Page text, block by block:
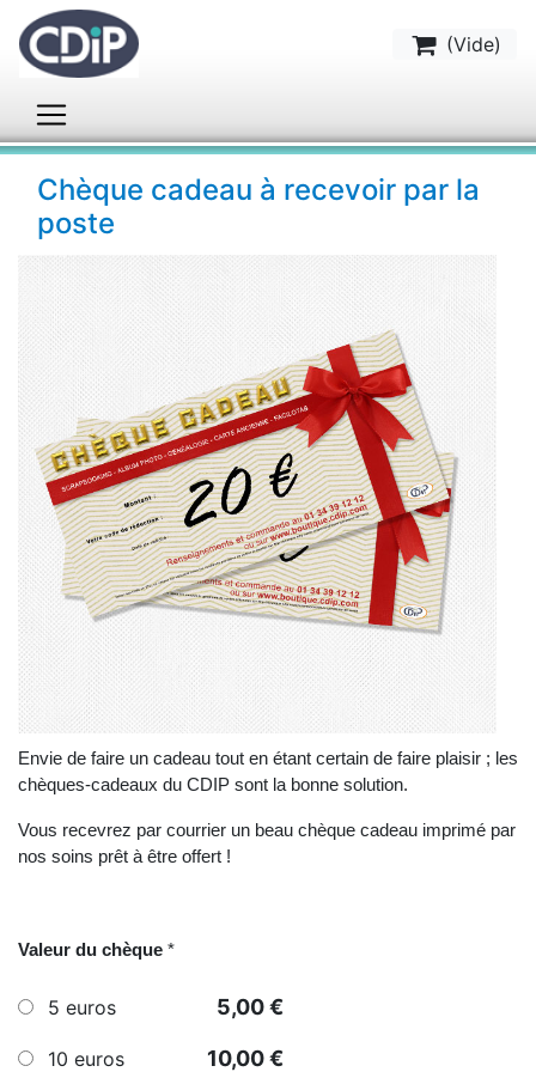
(Vide)
Chèque cadeau à recevoir par la
poste
Envie de faire un cadeau tout en étant certain de faire plaisir ; les
chèques-cadeaux du CDIP sont la bonne solution.
Vous recevrez par courrier un beau chèque cadeau imprimé par
nos soins prêt à être offert !
Valeur du chèque *
5 euros 5,00 €
10 euros 10,00 €